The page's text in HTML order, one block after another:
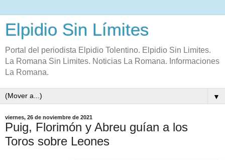
Elpidio Sin Límites
Portal del periodista Elpidio Tolentino. Elpidio Sin Limites.
La Romana Sin Limites. Noticias La Romana. Informaciones
La Romana.
▼
viernes, 26 de noviembre de 2021
Puig, Florimón y Abreu guían a los
Toros sobre Leones